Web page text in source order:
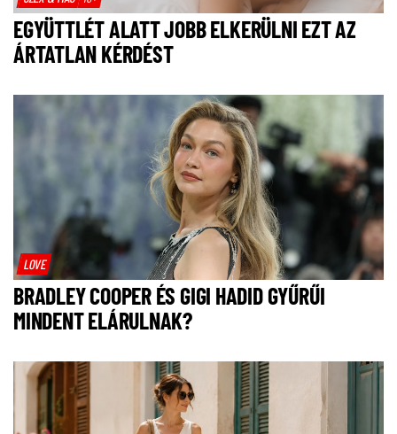
EGYÜTTLÉT ALATT JOBB ELKERÜLNI EZT AZ
ÁRTATLAN KÉRDÉST
LOVE
BRADLEY COOPER ÉS GIGI HADID GYŰRŰI
MINDENT ELÁRULNAK?